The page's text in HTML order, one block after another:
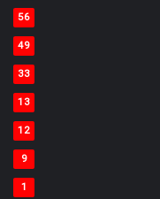
56
49
33
13
12
9
1